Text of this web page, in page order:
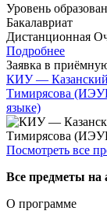
Уровень
Бакалавриат
Дистанционная
Подробнее
Заявка в
КИУ — Казанский
Тимирясова
языке)
Посмотреть все
Все предметы на
О программе